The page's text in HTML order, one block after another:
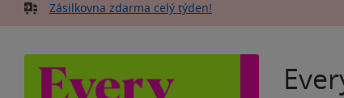
zde:
Zásilkovna zdarma celý týden!